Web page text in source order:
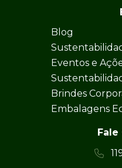
Blog
Eventos e
Brindes
Embalagens